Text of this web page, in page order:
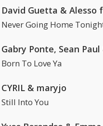
Never Going Home
Born To Love Ya
CYRIL & maryjo
Still Into You